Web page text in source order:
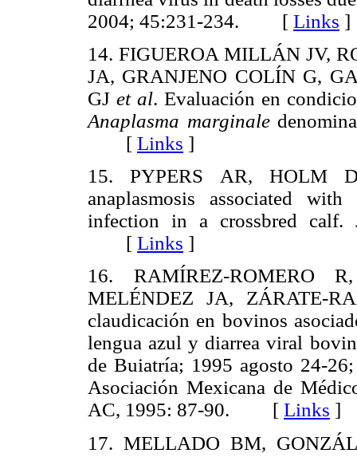
2004; 45:231-234. [ Links ]
14. FIGUEROA MILLÁN JV,
JA, GRANJENO COLÍN G,
GJ et al. Evaluación en
Anaplasma marginale
[ Links ]
15. PYPERS AR, HOLM
anaplasmosis associated
infection in a crossbred
[ Links ]
16. RAMÍREZ-ROMERO
MELÉNDEZ JA, ZÁRATE-
claudicación en bovinos
lengua azul y diarrea viral
de Buiatría; 1995 agosto 24-
Asociación Mexicana de
AC, 1995: 87-90. [ Links ]
17. MELLADO BM,